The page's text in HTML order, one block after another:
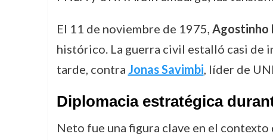
El 11 de noviembre de 1975, Agostinho
histórico. La guerra civil estalló casi de
tarde, contra Jonas Savimbi, líder de
Diplomacia estratégica
Neto fue una figura clave en el contexto